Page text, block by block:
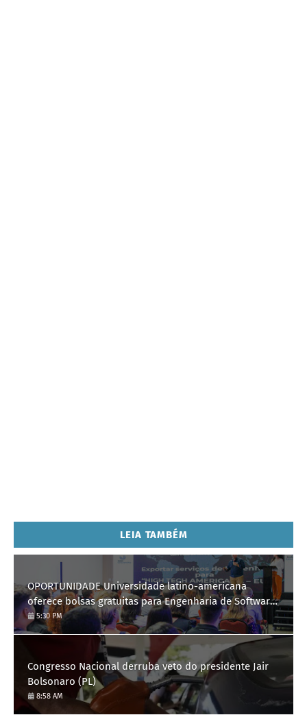
LEIA TAMBÉM
OPORTUNIDADE Universidade latino-americana
oferece bolsas gratuitas para Engenharia de Software;
saiba como se candidatar
5:30 PM
Congresso Nacional derruba veto do presidente Jair
Bolsonaro (PL)
8:58 AM